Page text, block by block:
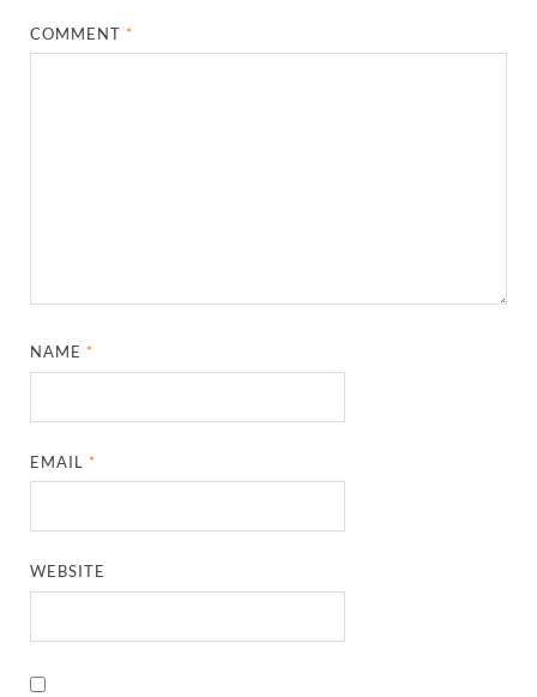
COMMENT*
NAME*
EMAIL*
WEBSITE